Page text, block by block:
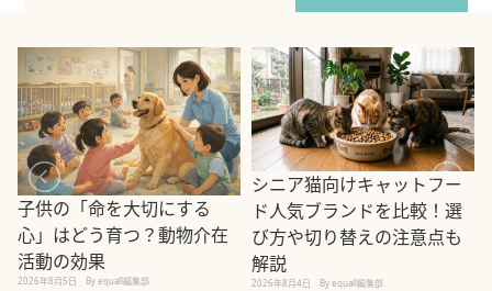
子供の「命を大切にする
心」はどう育つ？動物介在
活動の効果
2026年8月5日 By equall編集部
シニア猫向けキャットフー
ド人気ブランドを比較！選
び方や切り替えの注意点も
解説
2026年8月4日 By equall編集部